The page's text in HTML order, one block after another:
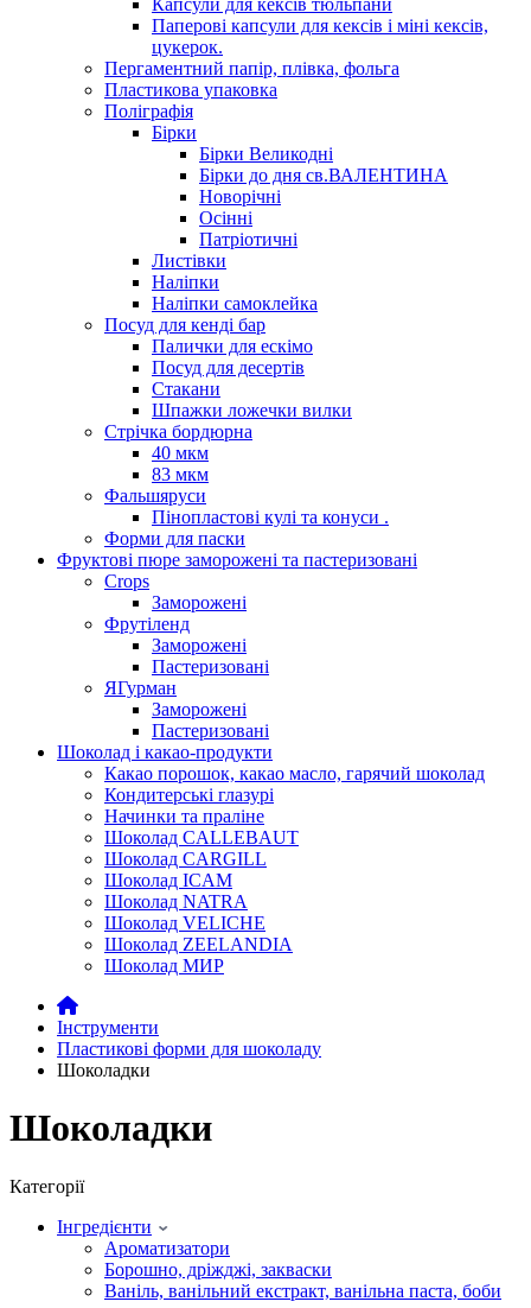
Капсули для кексів тюльпани
Паперові капсули для кексів і міні кексів,
цукерок.
Пергаментний папір, плівка, фольга
Пластикова упаковка
Поліграфія
Бірки
Бірки Великодні
Бірки до дня св.ВАЛЕНТИНА
Новорічні
Осінні
Патріотичні
Листівки
Наліпки
Наліпки самоклейка
Посуд для кенді бар
Палички для ескімо
Посуд для десертів
Стакани
Шпажки ложечки вилки
Стрічка бордюрна
40 мкм
83 мкм
Фальшяруси
Пінопластові кулі та конуси .
Форми для паски
Фруктові пюре заморожені та пастеризовані
Crops
Заморожені
Фрутіленд
Заморожені
Пастеризовані
ЯГурман
Заморожені
Пастеризовані
Шоколад і какао-продукти
Какао порошок, какао масло, гарячий шоколад
Кондитерські глазурі
Начинки та праліне
Шоколад CALLEBAUT
Шоколад CARGILL
Шоколад ICAM
Шоколад NATRA
Шоколад VELICHE
Шоколад ZEELANDIA
Шоколад МИР
Інструменти
Пластикові форми для шоколаду
Шоколадки
Шоколадки
Категорії
Інгредієнти
Ароматизатори
Борошно, дріжджі, закваски
Ваніль, ванільний екстракт, ванільна паста, боби